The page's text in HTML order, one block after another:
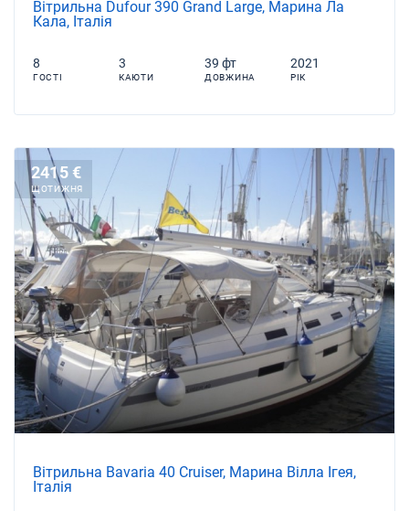
Вітрильна Dufour 390 Grand Large, Марина Ла
Кала, Італія
8
ГОСТІ
3
КАЮТИ
39 фт
ДОВЖИНА
2021
РІК
2415 €
ЩОТИЖНЯ
Вітрильна Bavaria 40 Cruiser, Марина Вілла Ігея,
Італія